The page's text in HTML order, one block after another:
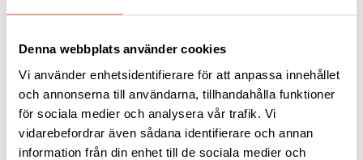
Denna webbplats använder cookies
Vi använder enhetsidentifierare för att anpassa innehållet
och annonserna till användarna, tillhandahålla funktioner
för sociala medier och analysera vår trafik. Vi
vidarebefordrar även sådana identifierare och annan
information från din enhet till de sociala medier och